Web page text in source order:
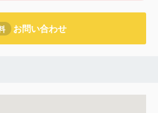
お問い合わせ